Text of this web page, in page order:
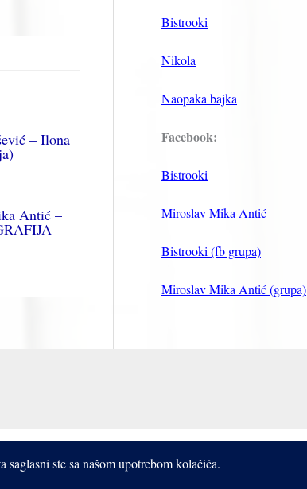
– Ilona
Antić –
Bistrooki
Nikola
Naopaka bajka
Facebook:
Bistrooki
Miroslav Mika Antić
Bistrooki (fb grupa)
Miroslav Mika Antić (grupa)
ste sa našom upotrebom kolačića.